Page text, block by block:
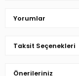
Yorumlar
Taksit Seçenekleri
Önerileriniz